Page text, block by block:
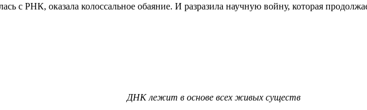
с РНК, оказала колоссальное обаяние. И разразила научную войну, которая
ДНК лежит в основе всех живых существ